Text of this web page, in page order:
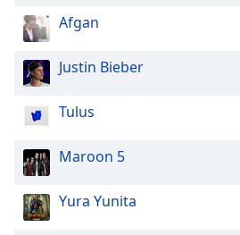
Afgan
Justin Bieber
Tulus
Maroon 5
Yura Yunita